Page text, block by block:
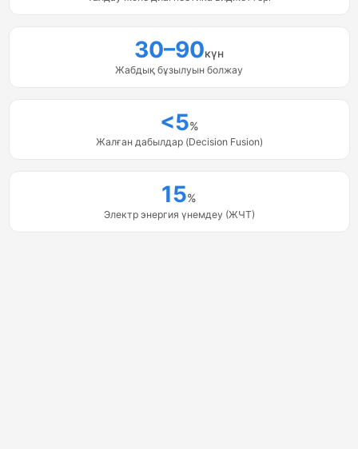
30–90күн
Жабдық бұзылуын болжау
<5%
Жалған дабылдар (Decision Fusion)
15%
Электр энергия үнемдеу (ЖЧТ)